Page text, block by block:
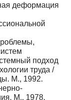
деформация
подход
труда /
М., 1992.
М., 1978.